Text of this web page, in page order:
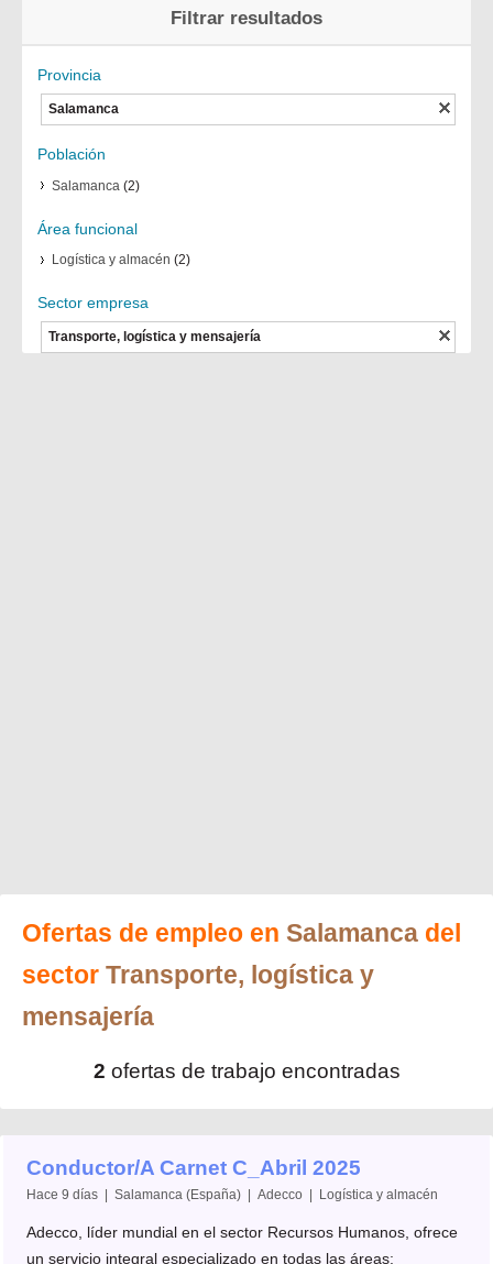
Filtrar resultados
Provincia
Salamanca
Población
Salamanca(2)
Área funcional
Logística y almacén (2)
Sector empresa
Transporte, logística y mensajería
Ofertas de empleo en Salamanca del
sector Transporte, logística y
mensajería
2 ofertas de trabajo encontradas
Conductor/A Carnet C_Abril 2025
Hace 9 días | Salamanca (España) | Adecco | Logística y almacén
Adecco, líder mundial en el sector Recursos Humanos, ofrece
un servicio integral especializado en todas las áreas: